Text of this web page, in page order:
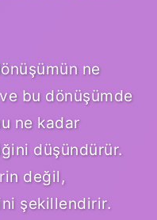
ne
bu dönüşümde
ne kadar
düşündürür.
değil,
şekillendirir.